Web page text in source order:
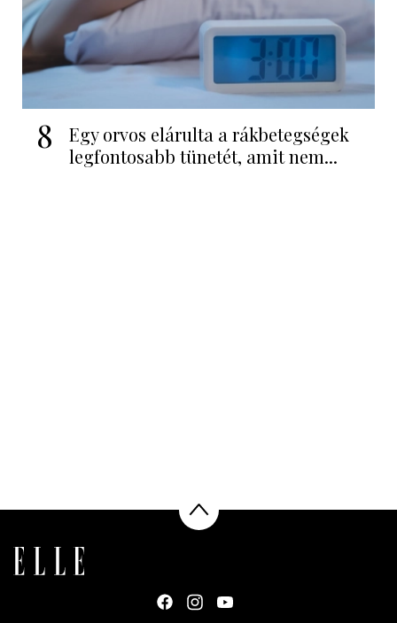
8
Egy orvos elárulta a rákbetegségek
legfontosabb tünetét, amit nem...